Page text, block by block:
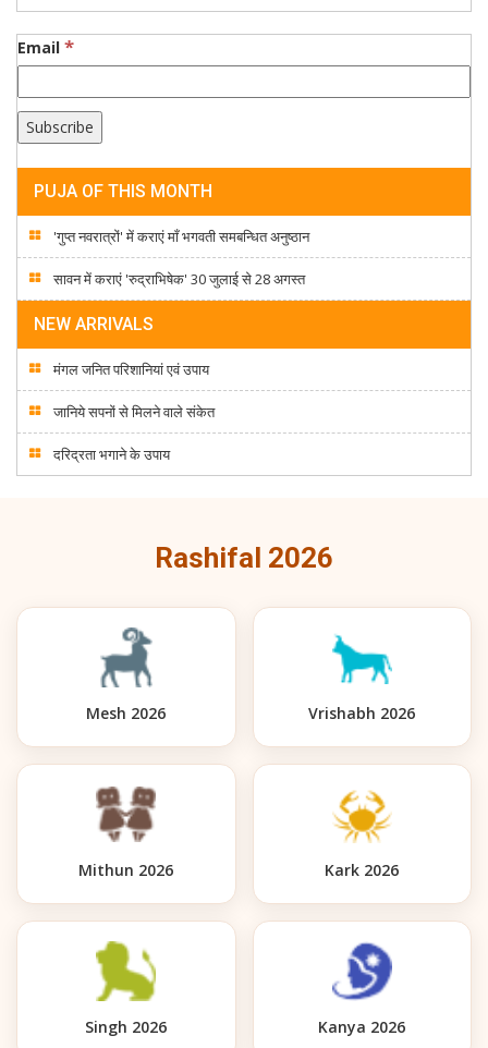
Email *
PUJA OF THIS MONTH
'गुप्त नवरात्रों' में कराएं माँ भगवती समबन्धित अनुष्ठान
सावन में कराएं 'रुद्राभिषेक' 30 जुलाई से 28 अगस्त
NEW ARRIVALS
मंगल जनित परिशानियां एवं उपाय
जानिये सपनों से मिलने वाले संकेत
दरिद्रता भगाने के उपाय
Rashifal 2026
Mesh 2026 Vrishabh 2026
Mithun 2026 Kark 2026
Singh 2026 Kanya 2026